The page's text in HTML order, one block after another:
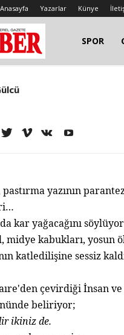
Anasayfa Yazarlar Künye
SPOR
pastırma yazının
kar yağacağını
midye kabukları, yosun
katledilişine sessiz
çevirdiği İnsan
beliriyor;
ikiniz de.